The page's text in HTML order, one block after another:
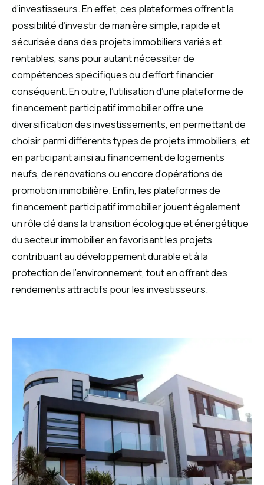
d’investisseurs. En effet, ces plateformes offrent la
possibilité d’investir de manière simple, rapide et
sécurisée dans des projets immobiliers variés et
rentables, sans pour autant nécessiter de
compétences spécifiques ou d’effort financier
conséquent. En outre, l’utilisation d’une plateforme de
financement participatif immobilier offre une
diversification des investissements, en permettant de
choisir parmi différents types de projets immobiliers, et
en participant ainsi au financement de logements
neufs, de rénovations ou encore d’opérations de
promotion immobilière. Enfin, les plateformes de
financement participatif immobilier jouent également
un rôle clé dans la transition écologique et énergétique
du secteur immobilier en favorisant les projets
contribuant au développement durable et à la
protection de l’environnement, tout en offrant des
rendements attractifs pour les investisseurs.